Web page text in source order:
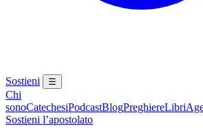
Sostieni ☰
Chi
sonoCatechesiPodcastBlogPreghiereLibri
Sostieni l’apostolato